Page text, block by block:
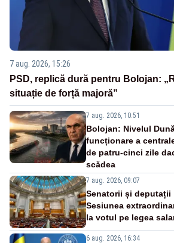
7 aug. 2026, 15:26
PSD, replică dură pentru Bolojan:
situație de forță majoră”
7 aug. 2026, 10:51
Bolojan: Nivelul
funcționare a
de patru-cinci zile
scădea
7 aug. 2026, 09:07
Senatorii și deputații
Sesiunea
la votul pe legea
6 aug. 2026, 16:34